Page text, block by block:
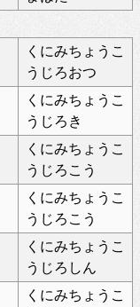
くにみちょうこ
うじろおつ
くにみちょうこ
うじろき
くにみちょうこ
うじろこう
くにみちょうこ
うじろこう
くにみちょうこ
うじろしん
くにみちょうこ